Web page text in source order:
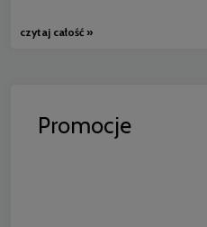
czytaj całość »
Promocje